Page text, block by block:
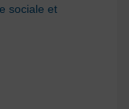
sociale et